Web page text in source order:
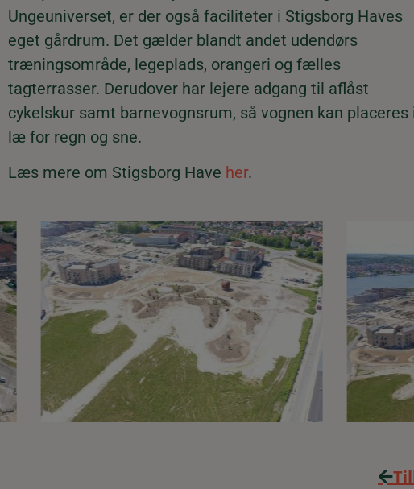
Ungeuniverset, er der også faciliteter i Stigsborg Haves
eget gårdrum. Det gælder blandt andet udendørs
træningsområde, legeplads, orangeri og fælles
tagterrasser. Derudover har lejere adgang til aflåst
cykelskur samt barnevognsrum, så vognen kan placeres
læ for regn og sne.
Læs mere om Stigsborg Have her.